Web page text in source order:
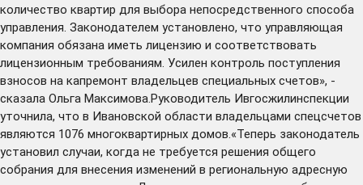
количество квартир для выбора непосредственного способа
управления. Законодателем установлено, что управляющая
компания обязана иметь лицензию и соответствовать
лицензионным требованиям. Усилен контроль поступления
взносов на капремонт владельцев специальных счетов», -
сказала Ольга Максимова.Руководитель Ивгосжилинспекции
уточнила, что в Ивановской области владельцами спецсчетов
являются 1076 многоквартирных домов.«Теперь законодатель
установил случаи, когда не требуется решения общего
собрания для внесения изменений в региональную адресную